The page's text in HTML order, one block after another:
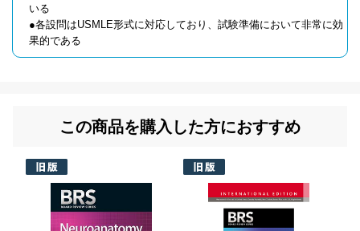
いる
●各設問はUSMLE形式に対応しており、試験準備において非常に効
果的である
この商品を購入した方におすすめ